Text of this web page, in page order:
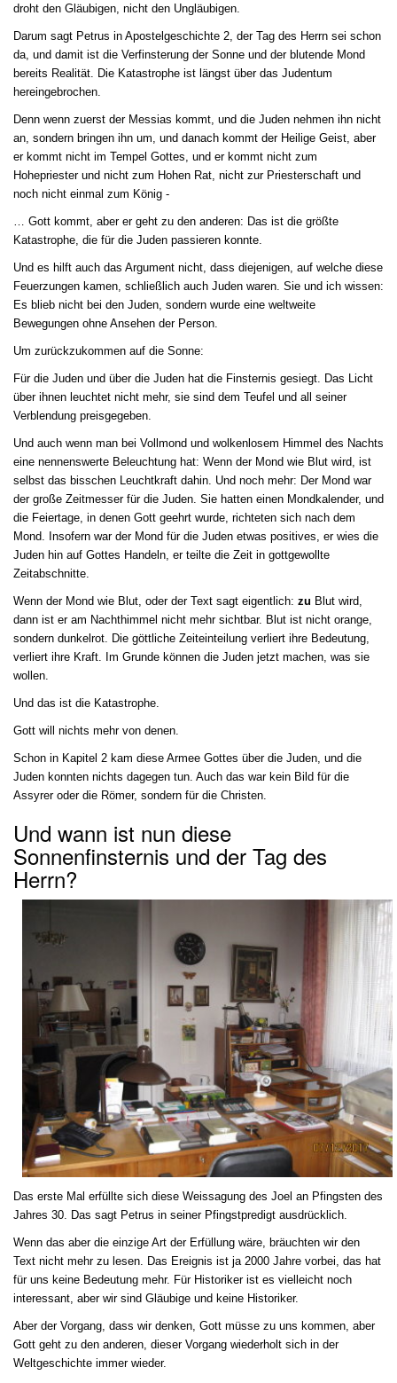
droht den Gläubigen, nicht den Ungläubigen.
Darum sagt Petrus in Apostelgeschichte 2, der Tag des Herrn sei schon
da, und damit ist die Verfinsterung der Sonne und der blutende Mond
bereits Realität. Die Katastrophe ist längst über das Judentum
hereingebrochen.
Denn wenn zuerst der Messias kommt, und die Juden nehmen ihn nicht
an, sondern bringen ihn um, und danach kommt der Heilige Geist, aber
er kommt nicht im Tempel Gottes, und er kommt nicht zum
Hohepriester und nicht zum Hohen Rat, nicht zur Priesterschaft und
noch nicht einmal zum König -
… Gott kommt, aber er geht zu den anderen: Das ist die größte
Katastrophe, die für die Juden passieren konnte
Und es hilft auch das Argument nicht, dass diejenigen, auf welche diese
Feuerzungen kamen, schließlich auch Juden waren. Sie und ich wissen:
Es blieb nicht bei den Juden, sondern wurde eine weltweite
Bewegungen ohne Ansehen der Person.
Um zurückzukommen auf die Sonne:
Für die Juden und über die Juden hat die Finsternis gesiegt. Das Licht
über ihnen leuchtet nicht mehr, sie sind dem Teufel und all seiner
Verblendung preisgegeben.
Und auch wenn man bei Vollmond und wolkenlosem Himmel des Nachts
eine nennenswerte Beleuchtung hat: Wenn der Mond wie Blut wird, ist
selbst das bisschen Leuchtkraft dahin. Und noch mehr: Der Mond war
der große Zeitmesser für die Juden. Sie hatten einen Mondkalender, und
die Feiertage, in denen Gott geehrt wurde, richteten sich nach dem
Mond. Insofern war der Mond für die Juden etwas positives, er wies die
Juden hin auf Gottes Handeln, er teilte die Zeit in gottgewollte
Zeitabschnitte.
Wenn der Mond wie Blut, oder der Text sagt eigentlich: zu Blut wird,
dann ist er am Nachthimmel nicht mehr sichtbar. Blut ist nicht orange,
sondern dunkelrot. Die göttliche Zeiteinteilung verliert ihre Bedeutung,
verliert ihre Kraft. Im Grunde können die Juden jetzt machen, was sie
wollen.
Und das ist die Katastrophe.
Gott will nichts mehr von denen.
Schon in Kapitel 2 kam diese Armee Gottes über die Juden, und die
Juden konnten nichts dagegen tun. Auch das war kein Bild für die
Assyrer oder die Römer, sondern für die Christen.
Und wann ist nun diese
Sonnenfinsternis und der Tag des
Herrn?
Das erste Mal erfüllte sich diese Weissagung des Joel an Pfingsten des
Jahres 30. Das sagt Petrus in seiner Pfingstpredigt ausdrücklich.
Wenn das aber die einzige Art der Erfüllung wäre, bräuchten wir den
Text nicht mehr zu lesen. Das Ereignis ist ja 2000 Jahre vorbei, das hat
für uns keine Bedeutung mehr. Für Historiker ist es vielleicht noch
interessant, aber wir sind Gläubige und keine Historiker.
Aber der Vorgang, dass wir denken, Gott müsse zu uns kommen, aber
Gott geht zu den anderen, dieser Vorgang wiederholt sich in der
Weltgeschichte immer wieder.